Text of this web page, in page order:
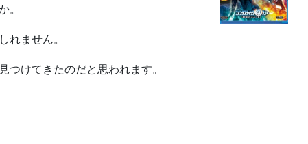
ません。
けてきたのだと思われます。